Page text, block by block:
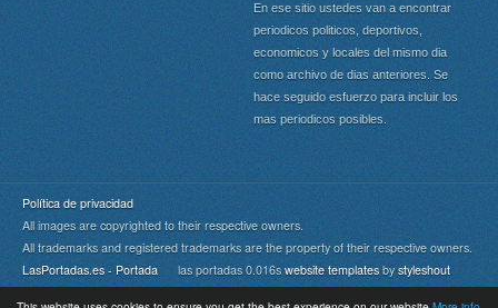
En ese sitio ustedes van a encontrar
periodicos politicos, deportivos,
economicos y locales del mismo dia
como archivo de dias anteriores. Se
hace seguido esfuerzo para incluir los
mas periodicos posibles.
Política de privacidad
All images are copyrighted to their respective owners.
All trademarks and registered trademarks are the property of their respective owners.
LasPortadas.es - Portada las portadas 0.016s website templatesby styleshout